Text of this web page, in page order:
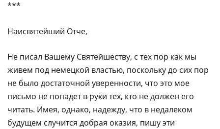
***
Наисвятейший Отче,
Не писал Вашему Святейшеству, с тех пор как мы
живем под немецкой властью, поскольку до сих пор
не было достаточной уверенности, что это мое
письмо не попадет в руки тех, кто не должен его
читать. Имея, однако, надежду, что в недалеком
будущем случится добрая оказия, пишу эти